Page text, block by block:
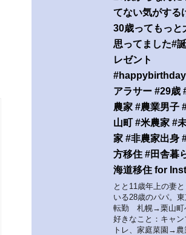
てない気がする
30歳ってもっと
思ってました#
レゼント
#happybirthday
アラサー #29歳
農家 #農業男子
山町 #米農家 #
家 #非農家出身
方移住 #田舎暮
海道移住 for
とと11歳年上の妻
いる28歳のパパ。
転勤 札幌→栗山町
好きなこと：キャ
トレ、家庭菜園→農